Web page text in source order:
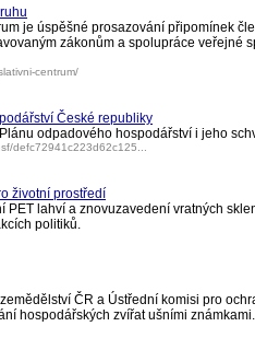
je úspěšné prosazování připomínek
zákonům a spolupráce veřejné
centrum/
České republiky
odpadového hospodářství i jeho
defc72941c223d62c125...
životní prostředí
PET lahví a znovuzavedení vratných
politiků.
ČR a Ústřední komisi pro
hospodářských zvířat ušními známkami.